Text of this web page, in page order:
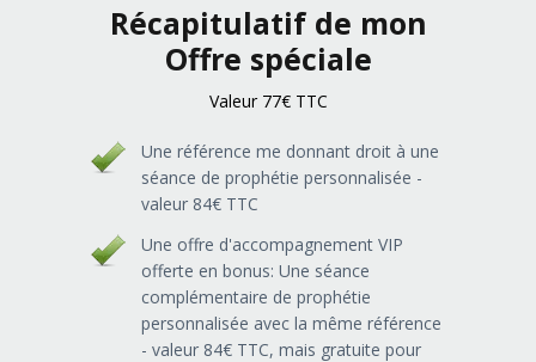
Récapitulatif de mon
Offre spéciale
Valeur 77€ TTC
Une référence me donnant droit à une
séance de prophétie personnalisée -
valeur 84€ TTC
Une offre d'accompagnement VIP
offerte en bonus: Une séance
complémentaire de prophétie
personnalisée avec la même référence
- valeur 84€ TTC, mais gratuite pour